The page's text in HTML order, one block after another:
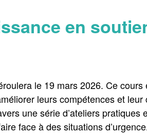
en
le 19 mars 2026. Ce cours
leurs compétences et leur
une série d’ateliers pratiques
face à des situations